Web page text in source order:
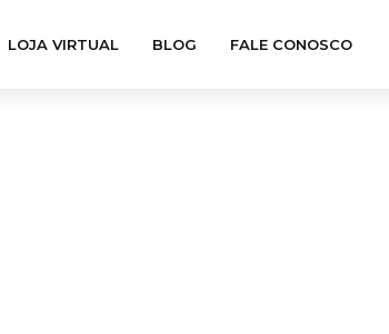
LOJA VIRTUAL BLOG FALE CONOSCO